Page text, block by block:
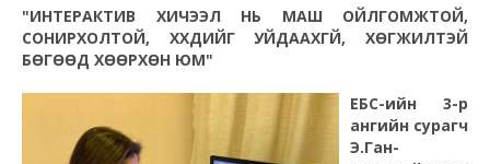
"ИНТЕРАКТИВ ХИЧЭЭЛ НЬ МАШ ОЙЛГОМЖТОЙ,
СОНИРХОЛТОЙ, ХҮҮХДИЙГ УЙДААХГҮЙ, ХӨГЖИЛТЭЙ
БӨГӨӨД ХӨӨРХӨН ЮМ"
ЕБС-ийн 3-р
ангийн сурагч
Э.Ган-